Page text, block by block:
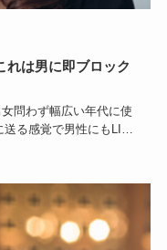
れは男に即ブロック
問わず幅広い年代に使
る感覚で男性にもLINE